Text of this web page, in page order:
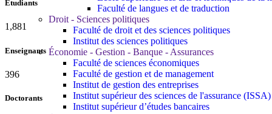
Faculté de langues et de traduction
Droit - Sciences politiques
Faculté de droit et des sciences politiques
Institut des sciences politiques
Économie - Gestion - Banque - Assurances
Faculté de sciences économiques
Faculté de gestion et de management
Institut de gestion des entreprises
Institut supérieur des sciences de l'assurance (ISSA)
Institut supérieur d’études bancaires
Étudiants
2,142
Enseignants
437
Doctorants